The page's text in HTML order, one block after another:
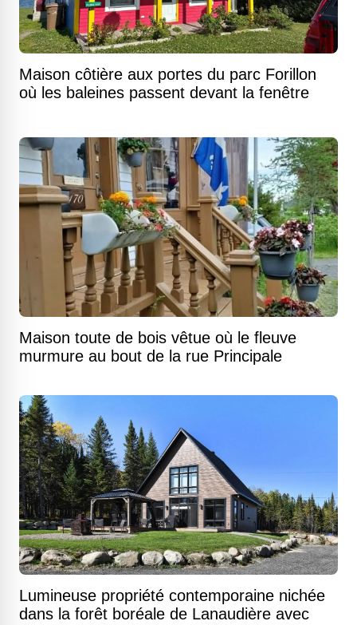
Maison côtière aux portes du parc Forillon
où les baleines passent devant la fenêtre
Maison toute de bois vêtue où le fleuve
murmure au bout de la rue Principale
Lumineuse propriété contemporaine nichée
dans la forêt boréale de Lanaudière avec